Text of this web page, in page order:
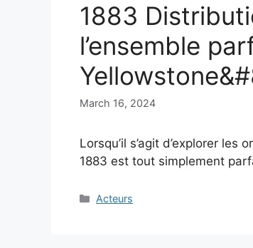
1883
l’ensemble
March 16, 2024
Lorsqu’il s’agit d’explorer
1883 est tout simplement
Categories
Acteurs